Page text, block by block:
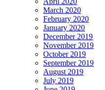
March 2020
February 2020
January 2020
December 2019
November 2019
October 2019
September 2019
August 2019
July 2019